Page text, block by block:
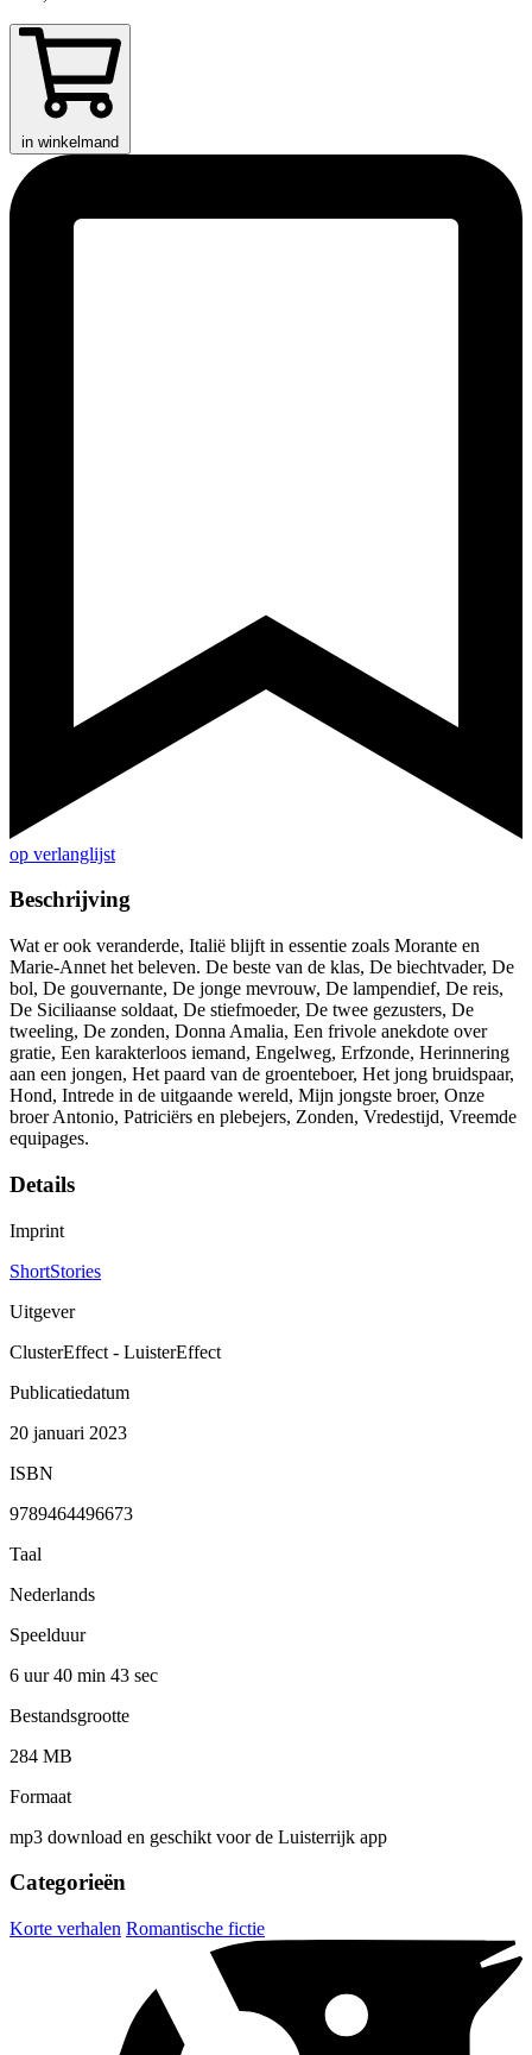
in winkelmand
op verlanglijst
Beschrijving
Wat er ook veranderde, Italië blijft in essentie zoals Morante en
Marie-Annet het beleven. De beste van de klas, De biechtvader, De
bol, De gouvernante, De jonge mevrouw, De lampendief, De reis,
De Siciliaanse soldaat, De stiefmoeder, De twee gezusters, De
tweeling, De zonden, Donna Amalia, Een frivole anekdote over
gratie, Een karakterloos iemand, Engelweg, Erfzonde, Herinnering
aan een jongen, Het paard van de groenteboer, Het jong bruidspaar,
Hond, Intrede in de uitgaande wereld, Mijn jongste broer, Onze
broer Antonio, Patriciërs en plebejers, Zonden, Vredestijd, Vreemde
equipages.
Details
Imprint
ShortStories
Uitgever
ClusterEffect - LuisterEffect
Publicatiedatum
20 januari 2023
ISBN
9789464496673
Taal
Nederlands
Speelduur
6 uur 40 min 43 sec
Bestandsgrootte
284 MB
Formaat
mp3 download en geschikt voor de Luisterrijk app
Categorieën
Korte verhalen Romantische fictie